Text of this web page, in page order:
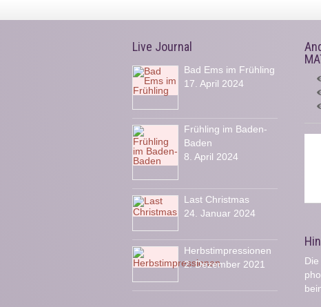
Live Journal
Bad Ems im Frühling
17. April 2024
Frühling im Baden-
Baden
8. April 2024
Last Christmas
24. Januar 2024
Herbstimpressionen
2. Dezember 2021